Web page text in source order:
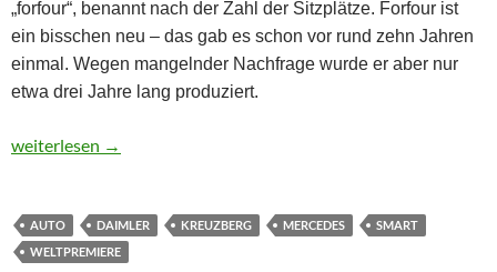
„forfour“, benannt nach der Zahl der Sitzplätze. Forfour ist
ein bisschen neu – das gab es schon vor rund zehn Jahren
einmal. Wegen mangelnder Nachfrage wurde er aber nur
etwa drei Jahre lang produziert.
Zetsche: „Unserer ist der Kleinste!“
weiterlesen →
AUTO DAIMLER KREUZBERG MERCEDES
SMART
WELTPREMIERE